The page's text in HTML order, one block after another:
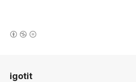
igotit